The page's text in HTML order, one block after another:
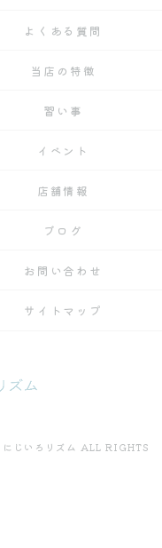
よくある質問
当店の特徴
習い事
イベント
店舗情報
ブログ
お問い合わせ
サイトマップ
じいろリズム ALL RIGHTS